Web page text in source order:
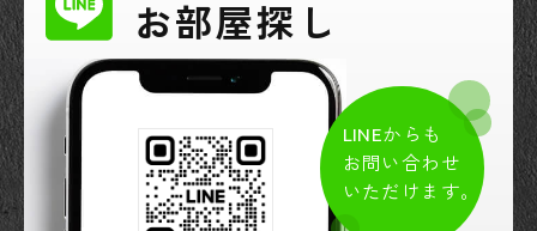
お部屋探し
LINEからも
お問い合わせ
いただけます。